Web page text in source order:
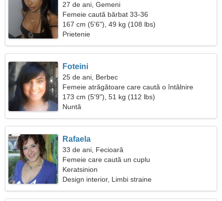
27 de ani, Gemeni
Femeie caută bărbat 33-36
167 cm (5'6"), 49 kg (108 lbs)
Prietenie
Foteini
25 de ani, Berbec
Femeie atrăgătoare care caută o întâlnire
173 cm (5'9"), 51 kg (112 lbs)
Nuntă
Rafaela
33 de ani, Fecioară
Femeie care caută un cuplu
Keratsinion
Design interior, Limbi straine